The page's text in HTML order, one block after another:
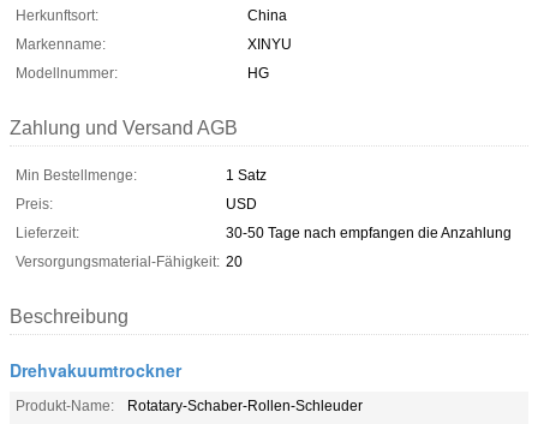
Herkunftsort:
China
Markenname:
XINYU
Modellnummer:
HG
Zahlung und Versand AGB
Min Bestellmenge:
1 Satz
Preis:
USD
Lieferzeit:
30-50 Tage nach empfangen die Anzahlung
Versorgungsmaterial-Fähigkeit: 20
Beschreibung
Drehvakuumtrockner
Produkt-Name:
Rotatary-Schaber-Rollen-Schleuder